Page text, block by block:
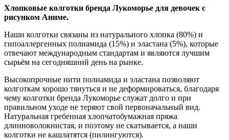
Хлопковые колготки бренда Лукоморье для девочек с
рисунком Аниме.
Наши колготки связаны из натурального хлопка (80%) и
гипоаллергенных полиамида (15%) и эластана (5%), которые
отвечают международным стандартам и являются лучшим
сырьём на сегодняшний день на рынке.
Высокопрочные нити полиамида и эластана позволяют
колготкам хорошо тянуться и не деформироваться, благодаря
чему колготки бренда Лукоморье служат долго и при
правильном уходе не теряют свой первоначальный вид.
Натуральная гребенная хлопчатобумажная пряжа
длинноволокнистая, и поэтому не скатывается, а наши
колготки не кашлатятся (пилингуются).